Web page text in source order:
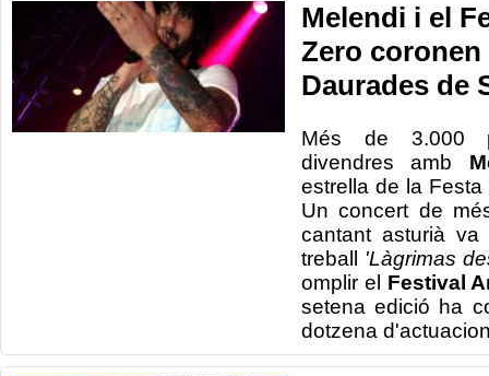
Melendi i el
Zero
Daurades de
Més de 3.000
divendresamb
estrella de la Festa
Un concert de
cantant asturià va
treball
'Làgrimas
omplir el Festival
setena edició ha
dotzena